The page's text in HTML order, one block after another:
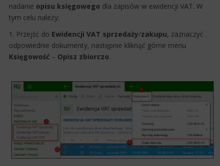
nadanie opisu księgowego dla zapisów w ewidencji VAT. W ​
tym celu należy:
1. Przejść do Ewidencji VAT sprzedaży/zakupu, zaznaczyć
odpowiednie dokumenty, następnie kliknąć górne menu
Księgowość – Opisz zbiorczo.